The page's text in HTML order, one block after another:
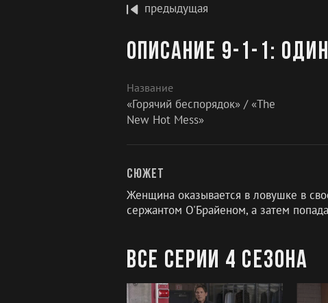
предыдущая
Описание 9-1-1:
Название
«Горячий беспорядок» / «The
New Hot Mess»
Сюжет
Женщина оказывается в ловушке в
сержантом О'Брайеном, а затем
Все серии 4 сезона